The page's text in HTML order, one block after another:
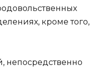
кроме того,
непосредственно